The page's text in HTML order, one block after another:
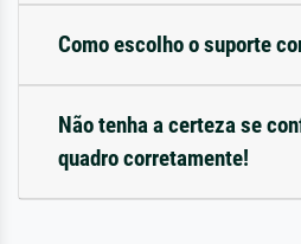
Como escolho o suporte
Não tenha a certeza se
quadro corretamente!